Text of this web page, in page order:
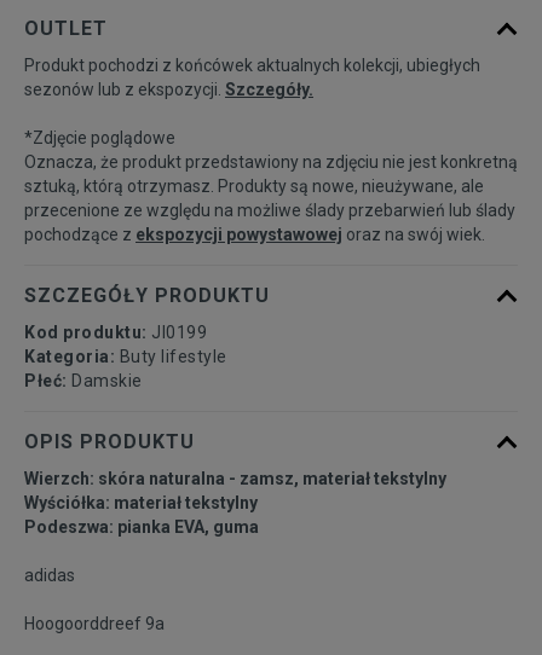
38 2/3 24 cm
39 1/3 24,5 cm
40 25 cm
40 2/3 25,5 cm
41 1/3 26 cm
OUTLET
Produkt pochodzi z końcówek aktualnych kolekcji, ubiegłych
sezonów lub z ekspozycji. Szczegóły.
*Zdjęcie poglądowe
Oznacza, że produkt przedstawiony na zdjęciu nie jest konkretną
sztuką, którą otrzymasz. Produkty są nowe, nieużywane, ale
przecenione ze względu na możliwe ślady przebarwień lub ślady
pochodzące z ekspozycji powystawowej oraz na swój wiek.
SZCZEGÓŁY PRODUKTU
Kod produktu: JI0199
Kategoria: Buty lifestyle
Płeć: Damskie
OPIS PRODUKTU
Wierzch: skóra naturalna - zamsz, materiał tekstylny
Wyściółka: materiał tekstylny
Podeszwa: pianka EVA, guma
adidas
Hoogoorddreef 9a